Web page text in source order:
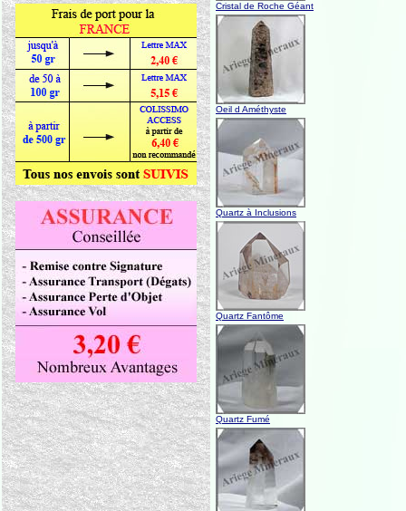
Cristal de Roche Géant
Oeil d Améthyste
Quartz à Inclusions
Quartz Fantôme
Quartz Fumé